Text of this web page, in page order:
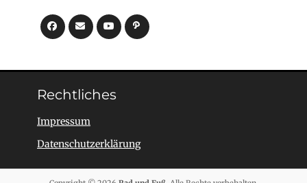
Facebook
E-
Mail
YouTube
Pfad
Rechtliches
Impressum
Datenschutzerklärung